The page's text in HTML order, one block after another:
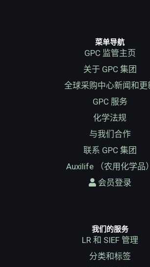
菜单导航
GPC 监管主页
关于 GPC 集团
全球采购中心新闻和更
GPC 服务
化学法规
与我们合作
联系 GPC 集团
Auxilife （农用化学品）
会员登录
我们的服务
LR 和 SIEF 管理
分类和标签